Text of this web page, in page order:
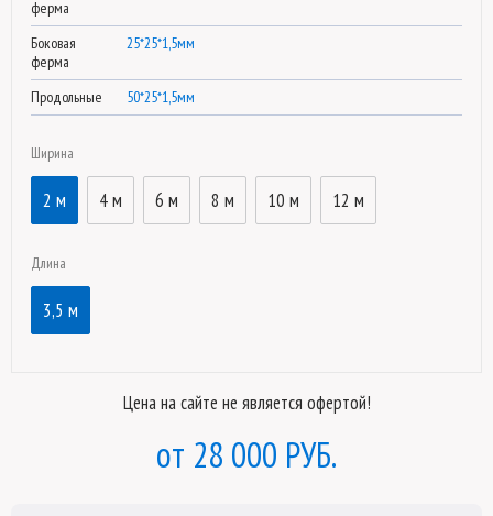
ферма
Боковая
ферма
25*25*1,5мм
Продольные 50*25*1,5мм
Ширина
2 м 4 м 6 м 8 м 10 м 12 м
Длина
3,5 м
Цена на сайте не является офертой!
28 000 РУБ.